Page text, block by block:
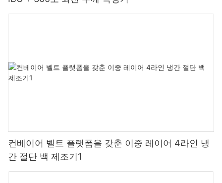
컨베이어 벨트 플랫폼을 갖춘 이중 레이어 4라인 냉
간 절단 백 제조기1